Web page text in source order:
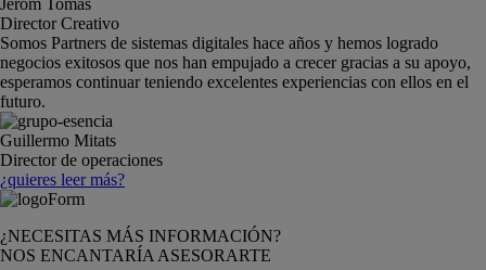
Director Creativo
Somos Partners de sistemas digitales hace años y hemos logrado
negocios exitosos que nos han empujado a crecer gracias a su apoyo,
esperamos continuar teniendo excelentes experiencias con ellos en el
futuro.
Guillermo Mitats
Director de operaciones
¿quieres leer más?
¿NECESITAS MÁS INFORMACIÓN?
NOS ENCANTARÍA ASESORARTE